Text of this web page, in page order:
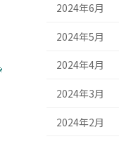
2024年6月
2024年5月
2024年4月
2024年3月
2024年2月